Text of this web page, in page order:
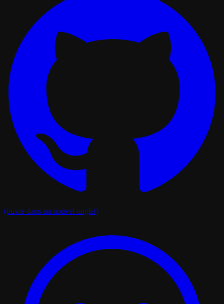
(ouvre dans un nouvel onglet)